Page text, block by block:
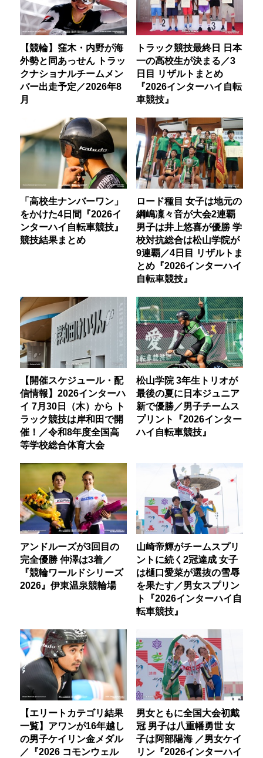
【競輪】窪木・内野が海
外勢と同あっせん トラッ
クナショナルチームメン
バー出走予定／2026年8
月
トラック競技最終日 日本
一の高校生が決まる／3
日目 リザルトまとめ
『2026インターハイ自転
車競技』
「高校生ナンバーワン」
をかけた4日間『2026イ
ンターハイ自転車競技』
競技結果まとめ
ロード種目 女子は地元の
綱嶋凜々音が大会2連覇
男子は井上悠喜が優勝 学
校対抗総合は松山学院が
9連覇／4日目 リザルトま
とめ『2026インターハイ
自転車競技』
【開催スケジュール・配
信情報】2026インターハ
イ 7月30日（木）から ト
ラック競技は岸和田で開
催！／令和8年度全国高
等学校総合体育大会
松山学院 3年生トリオが
最後の夏に日本ジュニア
新で優勝／男子チームス
プリント『2026インター
ハイ自転車競技』
アンドルーズが3回目の
完全優勝 仲澤は3着／
『競輪ワールドシリーズ
2026』伊東温泉競輪場
山崎帝輝がチームスプリ
ントに続く2冠達成 女子
は樋口愛菜が選抜の雪辱
を果たす／男女スプリン
ト『2026インターハイ自
転車競技』
【エリートカテゴリ結果
一覧】アワンが16年越し
の男子ケイリン金メダル
／『2026 コモンウェル
男女ともに全国大会初戴
冠 男子は八重幡勇世 女
子は阿部陽海 ／男女ケイ
リン『2026インターハイ